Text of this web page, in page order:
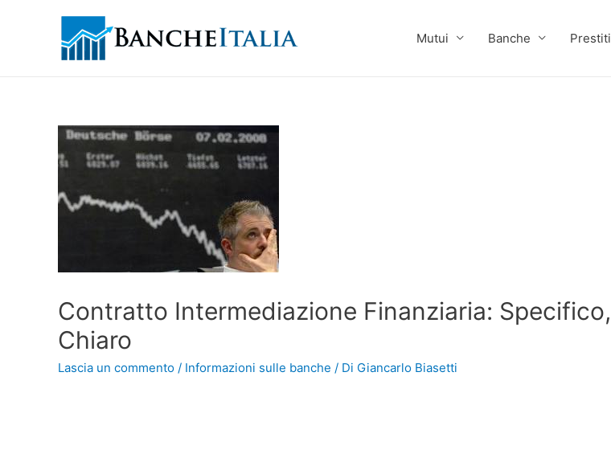
Mutui Banche Prestiti
Contratto Intermediazione Finanziaria: Specifico,
Chiaro
Lascia un commento / Informazioni sulle banche / Di Giancarlo Biasetti